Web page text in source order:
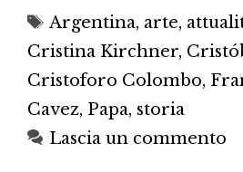
Tag
Argentina, arte,
Cristina Kirchner,
Cristoforo Colombo,
Cavez, Papa, storia
Lascia un commento